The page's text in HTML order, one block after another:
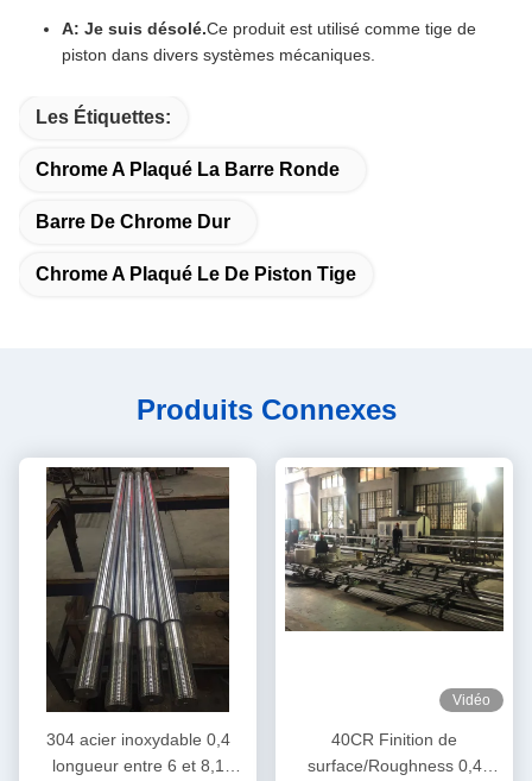
A: Je suis désolé.Ce produit est utilisé comme tige de
piston dans divers systèmes mécaniques.
Les Étiquettes:
Chrome A Plaqué La Barre Ronde
Barre De Chrome Dur
Chrome A Plaqué Le De Piston Tige
Produits Connexes
304 acier inoxydable 0,4
longueur entre 6 et 8,1
Vidéo
40CR Finition de
surface/Roughness 0,4